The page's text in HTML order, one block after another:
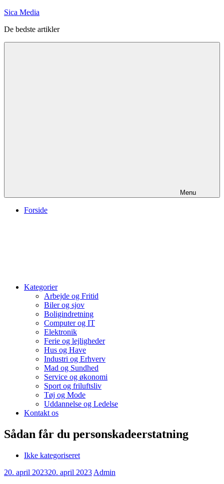
Videre
indhold
Sica Media
De bedste artikler
Menu
Forside
Kategorier
Arbejde og Fritid
Biler og sjov
Boligindretning
Computer og IT
Elektronik
Ferie og lejligheder
Hus og Have
Industri og Erhverv
Mad og Sundhed
Service og økonomi
Sport og friluftsliv
Tøj og Mode
Uddannelse og Ledelse
Kontakt os
Sådan får du personskadeerstatning
Ikke kategoriseret
20. april 202320. april 2023 Admin